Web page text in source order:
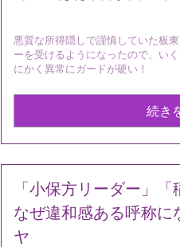
悪質な所得隠しで謹慎していた板
ーを受けるようになったので、い
にかく異常にガードが硬い！
続き
「小保方リーダー」
なぜ違和感ある呼称
ヤ